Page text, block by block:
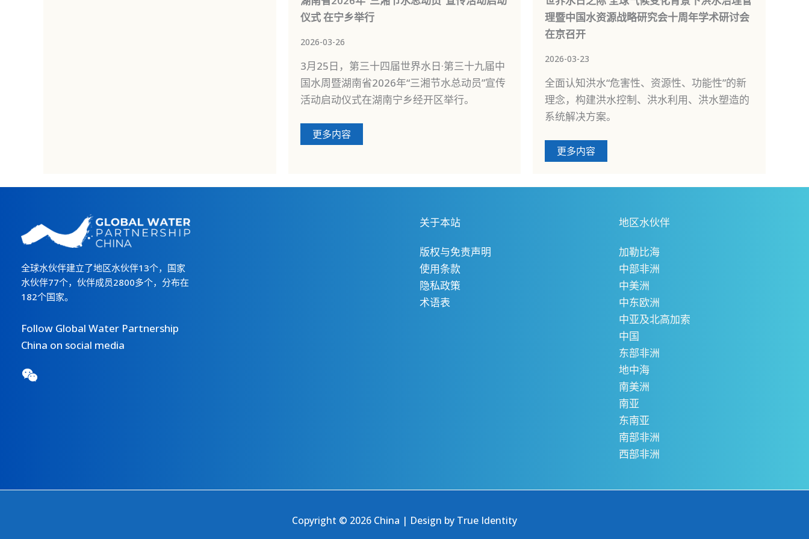
仪式 在宁乡举行
2026-03-26
3月25日，第三十四届世界水日·第三十九届中
国水周暨湖南省2026年“三湘节水总动员”宣传
活动启动仪式在湖南宁乡经开区举行。
更多内容
理暨中国水资源战略研究会十周年学术研讨会
在京召开
2026-03-23
全面认知洪水“危害性、资源性、功能性”的新
理念，构建洪水控制、洪水利用、洪水塑造的
系统解决方案。
更多内容
全球水伙伴建立了地区水伙伴13个，国家
水伙伴77个，伙伴成员2800多个，分布在
182个国家。
Follow Global Water Partnership
China on social media
关于本站
版权与免责声明
使用条款
隐私政策
术语表
地区水伙伴
加勒比海
中部非洲
中美洲
中东欧洲
中亚及北高加索
中国
东部非洲
地中海
南美洲
南亚
东南亚
南部非洲
西部非洲
Copyright © 2026 China | Design by True Identity